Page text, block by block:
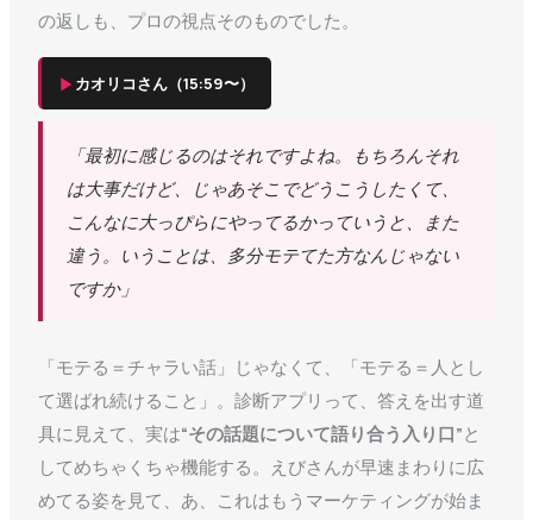
の返しも、プロの視点そのものでした。
▶ カオリコさん（15:59〜）
「最初に感じるのはそれですよね。もちろんそれ
は大事だけど、じゃあそこでどうこうしたくて、
こんなに大っぴらにやってるかっていうと、また
違う。いうことは、多分モテてた方なんじゃない
ですか」
「モテる＝チャラい話」じゃなくて、「モテる＝人とし
て選ばれ続けること」。診断アプリって、答えを出す道
具に見えて、実は“その話題について語り合う入り口”と
してめちゃくちゃ機能する。えびさんが早速まわりに広
めてる姿を見て、あ、これはもうマーケティングが始ま